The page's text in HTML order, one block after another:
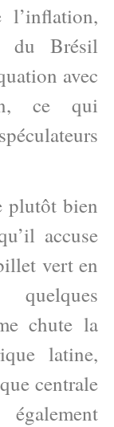
du Brésil
avec
ce qui
plutôt bien
accuse
vert en
quelques
chute la
latine,
centrale